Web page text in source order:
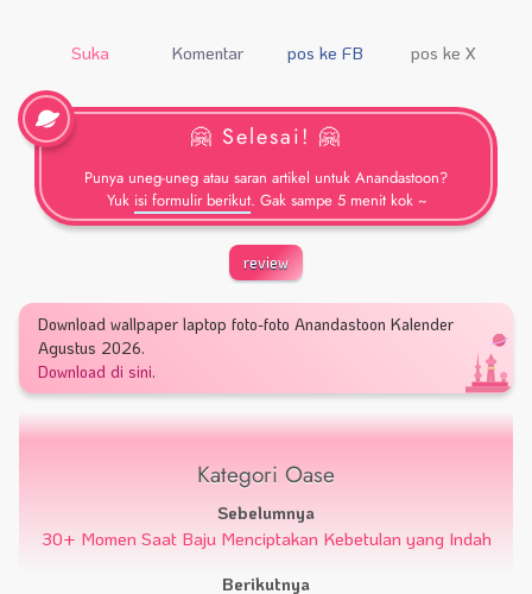
Suka Komentar pos ke FB pos ke X
🤗 Selesai! 🤗
Punya uneg-uneg atau saran artikel untuk Anandastoon?
Yuk isi formulir berikut. Gak sampe 5 menit kok ~
review
Download wallpaper laptop foto-foto Anandastoon Kalender
Agustus 2026.
Download di sini.
Kategori Oase
Sebelumnya
30+ Momen Saat Baju Menciptakan Kebetulan yang Indah
Berikutnya